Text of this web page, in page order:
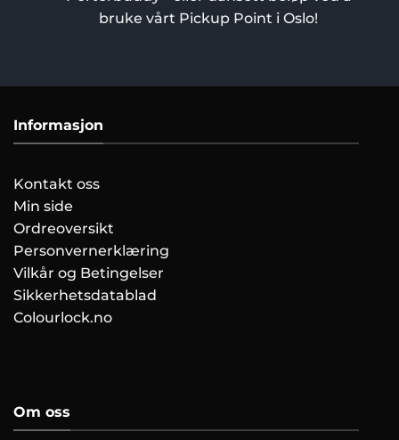
bruke vårt Pickup Point i Oslo!
Informasjon
Kontakt oss
Min side
Ordreoversikt
Personvernerklæring
Vilkår og Betingelser
Sikkerhetsdatablad
Colourlock.no
Om oss